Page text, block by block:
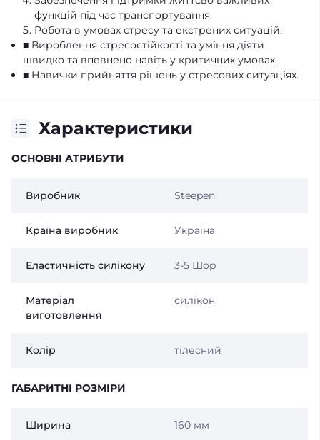
функцій під час транспортування.
Робота в умовах стресу та екстрених ситуацій:
■ Вироблення стресостійкості та уміння діяти
швидко та впевнено навіть у критичних умовах.
■ Навички прийняття рішень у стресових ситуаціях.
Характеристики
ОСНОВНІ АТРИБУТИ
Виробник Steepen
Країна виробник Україна
Еластичність силікону 3-5 Шор
Матеріал
виготовлення
силікон
Колір тілесний
ГАБАРИТНІ РОЗМІРИ
Ширина 160 мм